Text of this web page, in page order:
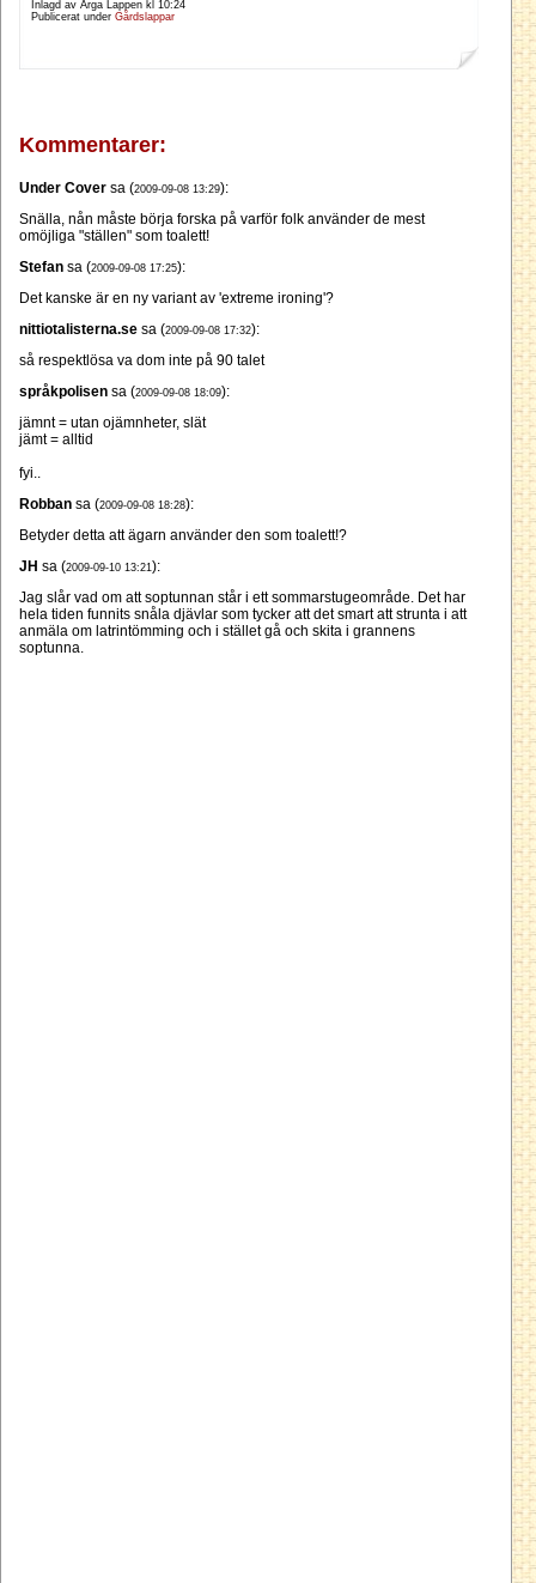
Inlagd av Arga Lappen kl 10:24
Publicerat under Gårdslappar
Kommentarer:
Under Cover sa (2009-09-08 13:29):
Snälla, nån måste börja forska på varför folk använder de mest
omöjliga "ställen" som toalett!
Stefan sa (2009-09-08 17:25):
Det kanske är en ny variant av 'extreme ironing'?
nittiotalisterna.se sa (2009-09-08 17:32):
så respektlösa va dom inte på 90 talet
språkpolisen sa (2009-09-08 18:09):
jämnt = utan ojämnheter, slät
jämt = alltid
fyi..
Robban sa (2009-09-08 18:28):
Betyder detta att ägarn använder den som toalett!?
JH sa (2009-09-10 13:21):
Jag slår vad om att soptunnan står i ett sommarstugeområde. Det har
hela tiden funnits snåla djävlar som tycker att det smart att strunta i att
anmäla om latrintömming och i stället gå och skita i grannens
soptunna.